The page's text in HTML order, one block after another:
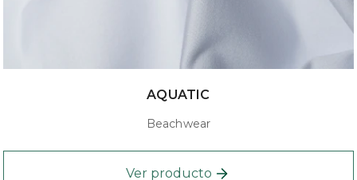
AQUATIC
Beachwear
Ver producto